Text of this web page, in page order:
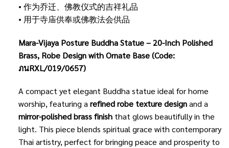
• 作为乔迁、佛教仪式的吉祥礼品
• 用于寺庙供奉或佛教法会供品
Mara-Vijaya Posture Buddha Statue – 20-Inch Polished
Brass, Robe Design with Ornate Base (Code:
ภนRXL/019/0657)
A compact yet elegant Buddha statue ideal for home
worship, featuring arefined robe texture designand a
mirror-polished brass finishthat glows beautifully in the
light. This piece blends spiritual grace with contemporary
Thai artistry, perfect for bringing peace and prosperity to